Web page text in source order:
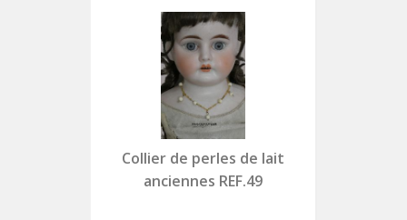
Collier de perles de lait
anciennes REF.49